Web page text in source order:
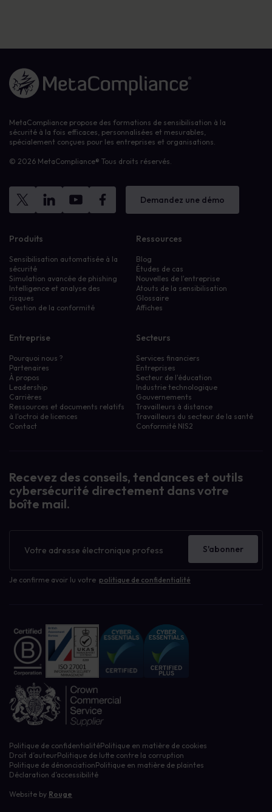
Lien vers la page d'accueil
MetaCompliance propose des formations de sensibilisation à la
sécurité à la fois efficaces, personnalisées et mesurables,
spécialement conçues pour les entreprises et organisations.
© 2026 MetaCompliance® Tous droits réservés.
Demandez une démo
Produits
Sensibilisation automatisée à la
sécurité
Simulation avancée de phishing
Intelligence et analyse des
risques
Gestion de la conformité
Ressources
Blog
Études de cas
Nouvelles de l'entreprise
Atouts de la sensibilisation
Glossaire
Affiches
Entreprise
Pourquoi nous ?
Partenaires
À propos
Leadership
Carrières
Ressources et documents relatifs
à l'octroi de licences
Contact
Secteurs
Services financiers
Entreprises
Secteur de l'éducation
Industrie technologique
Gouvernements
Travailleurs à distance
Travailleurs du secteur de la santé
Conformité NIS2
Recevez des conseils, tendances et outils
cybersécurité directement dans votre
boîte mail.
d'information
Je confirme avoir lu votre politique de confidentialité
S'abonner
Politique de confidentialitéPolitique en matière de cookies
Droit d’auteurPolitique de lutte contre la corruption
Politique de dénonciationPolitique en matière de plaintes
Déclaration d’accessibilité
Website by Rouge